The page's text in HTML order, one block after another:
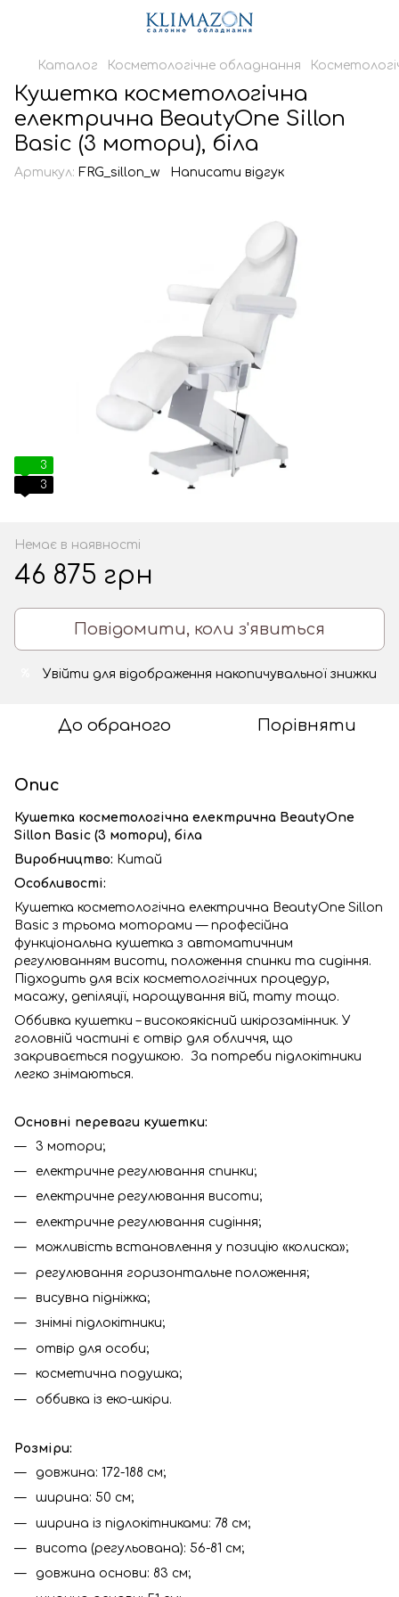
Каталог Косметологічне обладнання
Кушетка косметологічна
електрична BeautyOne Sillon
Basic (3 мотори), біла
Артикул: FRG_sillon_w Написати відгук
3
3
Немає в наявності
46 875 грн
Повідомити, коли з'явиться
Увійти для відображення накопичувальної знижки
До обраного Порівняти
Опис
Кушетка косметологічна електрична BeautyOne
Sillon Basic (3 мотори), біла
Виробництво: Китай
Особливості:
Кушетка косметологічна електрична BeautyOne Sillon
Basic з трьома моторами — професійна
функціональна кушетка з автоматичним
регулюванням висоти, положення спинки та сидіння.
Підходить для всіх косметологічних процедур,
масажу, депіляції, нарощування вій, тату тощо.
Оббивка кушетки – високоякісний шкірозамінник. У
головній частині є отвір для обличчя, що
закривається подушкою. За потреби підлокітники
легко знімаються.
Основні переваги кушетки:
3 мотори;
електричне регулювання спинки;
електричне регулювання висоти;
електричне регулювання сидіння;
можливість встановлення у позицію «колиска»;
регулювання горизонтальне положення;
висувна підніжка;
знімні підлокітники;
отвір для особи;
косметична подушка;
оббивка із еко-шкіри.
Розміри:
довжина: 172-188 см;
ширина: 50 см;
ширина із підлокітниками: 78 см;
висота (регульована): 56-81 см;
довжина основи: 83 см;